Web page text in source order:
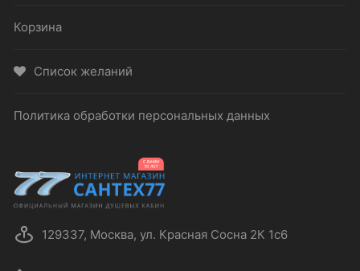
Корзина
Список желаний
Политика обработки персональных данных
129337, Москва, ул. Красная Сосна 2К 1с6